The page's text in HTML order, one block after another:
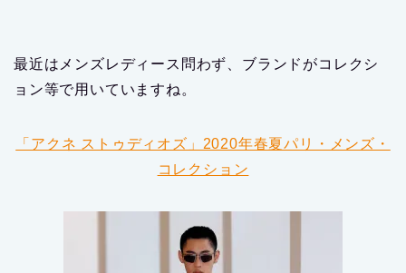
最近はメンズレディース問わず、ブランドがコレクシ
ョン等で用いていますね。
「アクネ ストゥディオズ」2020年春夏パリ・メンズ・
コレクション